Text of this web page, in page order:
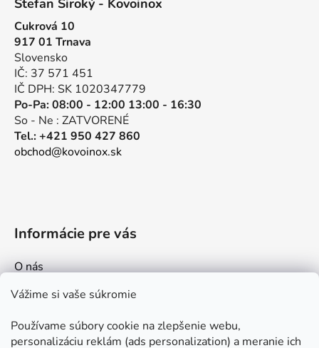
Vážime si vaše súkromie
Používame súbory cookie na zlepšenie webu,
personalizáciu reklám (ads personalization) a meranie ich
Štefan Široký - Kovoinox
Cukrová 10
917 01 Trnava
Slovensko
IČ: 37 571 451
IČ DPH: SK 1020347779
Po-Pa: 08:00 - 12:00 13:00 - 16:30
So - Ne : ZATVORENÉ
Tel.: +421 950 427 860
obchod@kovoinox.sk
Informácie pre vás
O nás
Kontakt
Ako nakupovať